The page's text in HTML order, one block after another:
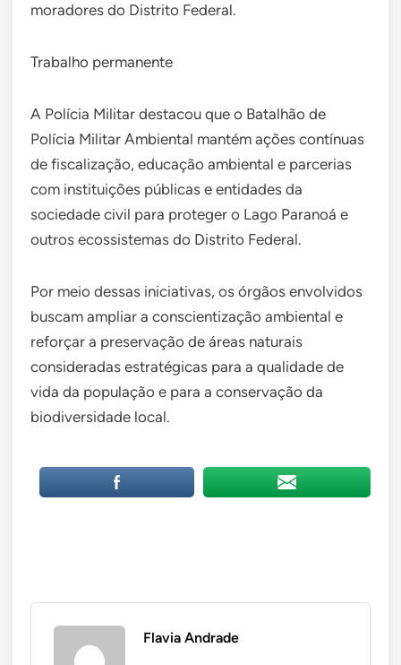
moradores do Distrito Federal.
Trabalho permanente
A Polícia Militar destacou que o Batalhão de
Polícia Militar Ambiental mantém ações contínuas
de fiscalização, educação ambiental e parcerias
com instituições públicas e entidades da
sociedade civil para proteger o Lago Paranoá e
outros ecossistemas do Distrito Federal.
Por meio dessas iniciativas, os órgãos envolvidos
buscam ampliar a conscientização ambiental e
reforçar a preservação de áreas naturais
consideradas estratégicas para a qualidade de
vida da população e para a conservação da
biodiversidade local.
Flavia Andrade